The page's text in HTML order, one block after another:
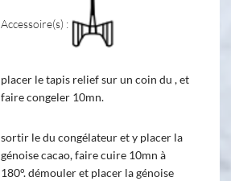
Accessoire(s) :
placer le tapis relief sur un coin du , et
faire congeler 10mn.
sortir le du congélateur et y placer la
génoise cacao, faire cuire 10mn à
180°. démouler et placer la génoise